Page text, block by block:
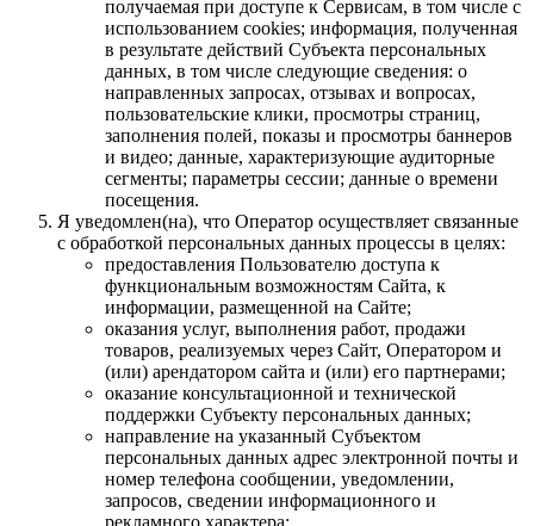
получаемая при доступе к Сервисам, в том числе с
использованием cookies; информация, полученная
в результате действий Субъекта персональных
данных, в том числе следующие сведения: о
направленных запросах, отзывах и вопросах,
пользовательские клики, просмотры страниц,
заполнения полей, показы и просмотры баннеров
и видео; данные, характеризующие аудиторные
сегменты; параметры сессии; данные о времени
посещения.
Я уведомлен(на), что Оператор осуществляет связанные
с обработкой персональных данных процессы в целях:
предоставления Пользователю доступа к
функциональным возможностям Сайта, к
информации, размещенной на Сайте;
оказания услуг, выполнения работ, продажи
товаров, реализуемых через Сайт, Оператором и
(или) арендатором сайта и (или) его партнерами;
оказание консультационной и технической
поддержки Субъекту персональных данных;
направление на указанный Субъектом
персональных данных адрес электронной почты и
номер телефона сообщении, уведомлении,
запросов, сведении информационного и
рекламного характера;